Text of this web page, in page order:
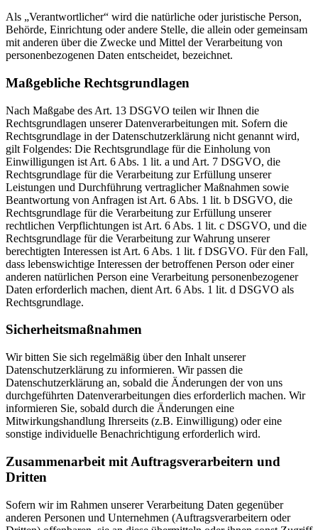
Als „Verantwortlicher“ wird die natürliche oder juristische Person,
Behörde, Einrichtung oder andere Stelle, die allein oder gemeinsam
mit anderen über die Zwecke und Mittel der Verarbeitung von
personenbezogenen Daten entscheidet, bezeichnet.
Maßgebliche Rechtsgrundlagen
Nach Maßgabe des Art. 13 DSGVO teilen wir Ihnen die
Rechtsgrundlagen unserer Datenverarbeitungen mit. Sofern die
Rechtsgrundlage in der Datenschutzerklärung nicht genannt wird,
gilt Folgendes: Die Rechtsgrundlage für die Einholung von
Einwilligungen ist Art. 6 Abs. 1 lit. a und Art. 7 DSGVO, die
Rechtsgrundlage für die Verarbeitung zur Erfüllung unserer
Leistungen und Durchführung vertraglicher Maßnahmen sowie
Beantwortung von Anfragen ist Art. 6 Abs. 1 lit. b DSGVO, die
Rechtsgrundlage für die Verarbeitung zur Erfüllung unserer
rechtlichen Verpflichtungen ist Art. 6 Abs. 1 lit. c DSGVO, und die
Rechtsgrundlage für die Verarbeitung zur Wahrung unserer
berechtigten Interessen ist Art. 6 Abs. 1 lit. f DSGVO. Für den Fall,
dass lebenswichtige Interessen der betroffenen Person oder einer
anderen natürlichen Person eine Verarbeitung personenbezogener
Daten erforderlich machen, dient Art. 6 Abs. 1 lit. d DSGVO als
Rechtsgrundlage.
Sicherheitsmaßnahmen
Wir bitten Sie sich regelmäßig über den Inhalt unserer
Datenschutzerklärung zu informieren. Wir passen die
Datenschutzerklärung an, sobald die Änderungen der von uns
durchgeführten Datenverarbeitungen dies erforderlich machen. Wir
informieren Sie, sobald durch die Änderungen eine
Mitwirkungshandlung Ihrerseits (z.B. Einwilligung) oder eine
sonstige individuelle Benachrichtigung erforderlich wird.
Zusammenarbeit mit Auftragsverarbeitern und
Dritten
Sofern wir im Rahmen unserer Verarbeitung Daten gegenüber
anderen Personen und Unternehmen (Auftragsverarbeitern oder